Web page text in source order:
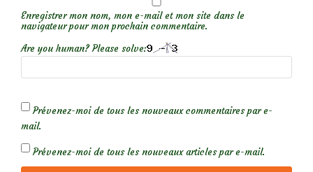
Enregistrer mon nom, mon e-mail et mon site dans le
navigateur pour mon prochain commentaire.
Are you human? Please solve:
Prévenez-moi de tous les nouveaux commentaires par e-
mail.
Prévenez-moi de tous les nouveaux articles par e-mail.